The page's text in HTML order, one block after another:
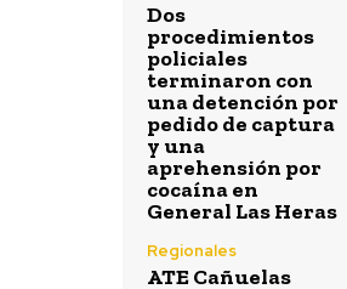
Dos
procedimientos
policiales
terminaron con
una detención por
pedido de captura
y una
aprehensión por
cocaína en
General Las Heras
Regionales
ATE Cañuelas